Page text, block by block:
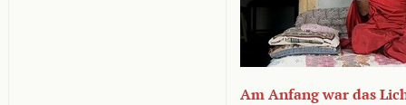
Am Anfang war das